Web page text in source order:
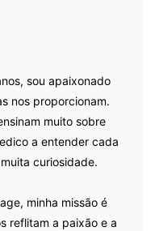
sou apaixonado
nos proporcionam.
muito sobre
a entender cada
curiosidade.
minha missão é
reflitam a paixão e a